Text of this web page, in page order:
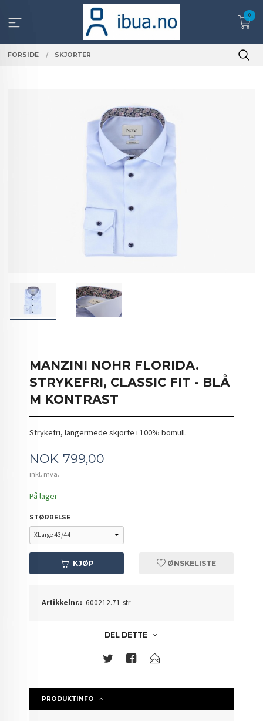
innholdet
0
FORSIDE SKJORTER
MANZINI NOHR FLORIDA.
STRYKEFRI, CLASSIC FIT - BLÅ
M KONTRAST
Strykefri, langermede skjorte i 100% bomull.
Pris
NOK 799,00
inkl. mva.
På lager
STØRRELSE
KJØP ØNSKELISTE
Artikkelnr.: 600212.71-str
DEL DETTE
PRODUKTINFO